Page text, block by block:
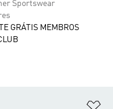
Sportswear
GRÁTIS MEMBROS